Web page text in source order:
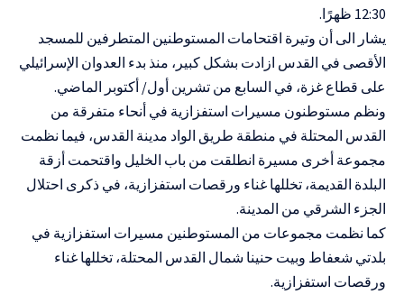
12:30 ظهرًا.
يشار الى أن وتيرة اقتحامات المستوطنين المتطرفين للمسجد
الأقصى في القدس ازادت بشكل كبير، منذ بدء العدوان الإسرائيلي
على قطاع غزة، في السابع من تشرين أول/ أكتوبر الماضي.
ونظم مستوطنون مسيرات استفزازية في أنحاء متفرقة من
القدس المحتلة في منطقة طريق الواد مدينة القدس، فيما نظمت
مجموعة أخرى مسيرة انطلقت من باب الخليل واقتحمت أزقة
البلدة القديمة، تخللها غناء ورقصات استفزازية، في ذكرى احتلال
الجزء الشرقي من المدينة.
كما نظمت مجموعات من المستوطنين مسيرات استفزازية في
بلدتي شعفاط وبيت حنينا شمال القدس المحتلة، تخللها غناء
ورقصات استفزازية.